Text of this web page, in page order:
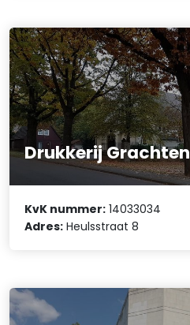
Drukkerij Grachten
KvK nummer: 14033034
Adres: Heulsstraat 8